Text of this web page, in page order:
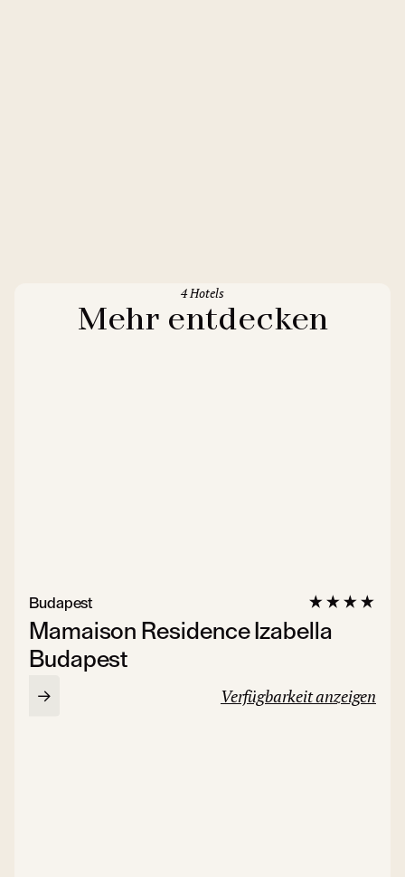
Mehr entdecken
4 Hotels
Mamaison Residence Izabella
Budapest
Budapest
Verfügbarkeit anzeigen